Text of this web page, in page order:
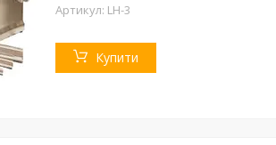
LH-3
Купити